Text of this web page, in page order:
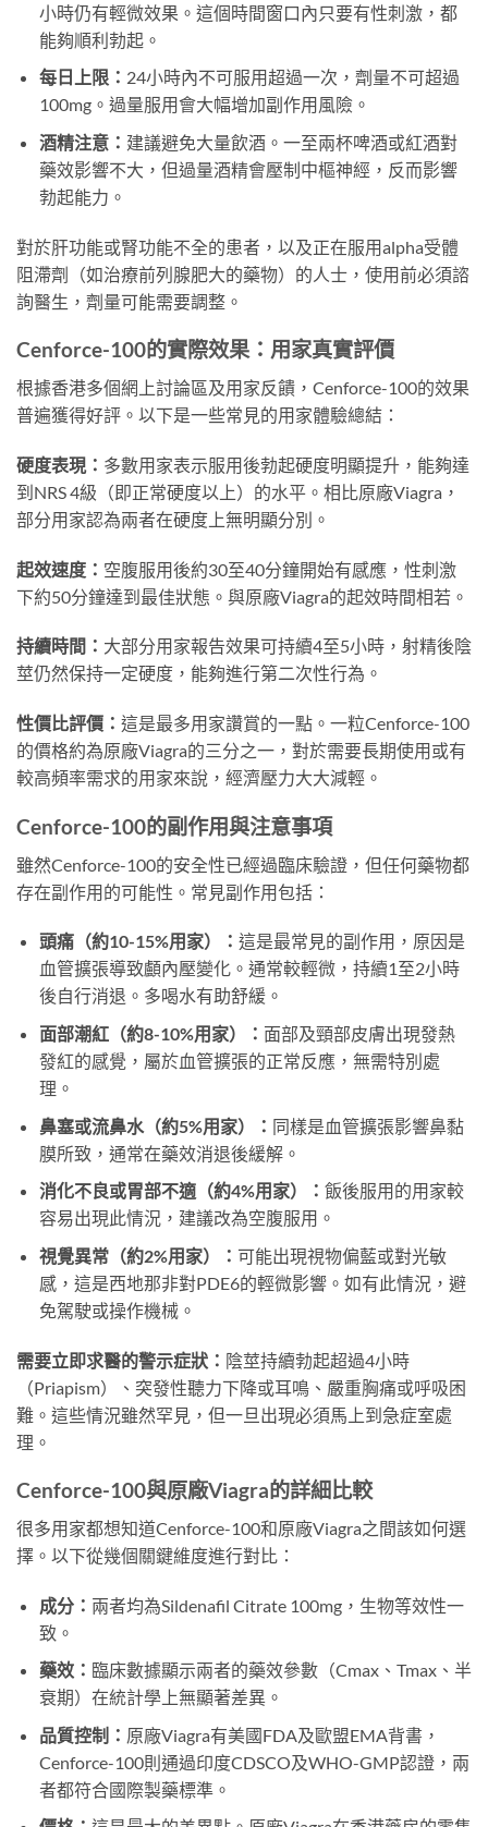
小時仍有輕微效果。這個時間窗口內只要有性刺激，都
能夠順利勃起。
每日上限： 24小時內不可服用超過一次，劑量不可超過
100mg。過量服用會大幅增加副作用風險。
酒精注意： 建議避免大量飲酒。一至兩杯啤酒或紅酒對
藥效影響不大，但過量酒精會壓制中樞神經，反而影響
勃起能力。
對於肝功能或腎功能不全的患者，以及正在服用alpha受體
阻滯劑（如治療前列腺肥大的藥物）的人士，使用前必須諮
詢醫生，劑量可能需要調整。
Cenforce-100的實際效果：用家真實評價
根據香港多個網上討論區及用家反饋，Cenforce-100的效果
普遍獲得好評。以下是一些常見的用家體驗總結：
硬度表現： 多數用家表示服用後勃起硬度明顯提升，能夠達
到NRS 4級（即正常硬度以上）的水平。相比原廠Viagra，
部分用家認為兩者在硬度上無明顯分別。
起效速度： 空腹服用後約30至40分鐘開始有感應，性刺激
下約50分鐘達到最佳狀態。與原廠Viagra的起效時間相若。
持續時間： 大部分用家報告效果可持續4至5小時，射精後陰
莖仍然保持一定硬度，能夠進行第二次性行為。
性價比評價： 這是最多用家讚賞的一點。一粒Cenforce-100
的價格約為原廠Viagra的三分之一，對於需要長期使用或有
較高頻率需求的用家來說，經濟壓力大大減輕。
Cenforce-100的副作用與注意事項
雖然Cenforce-100的安全性已經過臨床驗證，但任何藥物都
存在副作用的可能性。常見副作用包括：
頭痛（約10-15%用家）： 這是最常見的副作用，原因是
血管擴張導致顱內壓變化。通常較輕微，持續1至2小時
後自行消退。多喝水有助舒緩。
面部潮紅（約8-10%用家）： 面部及頸部皮膚出現發熱
發紅的感覺，屬於血管擴張的正常反應，無需特別處
理。
鼻塞或流鼻水（約5%用家）： 同樣是血管擴張影響鼻黏
膜所致，通常在藥效消退後緩解。
消化不良或胃部不適（約4%用家）： 飯後服用的用家較
容易出現此情況，建議改為空腹服用。
視覺異常（約2%用家）： 可能出現視物偏藍或對光敏
感，這是西地那非對PDE6的輕微影響。如有此情況，避
免駕駛或操作機械。
需要立即求醫的警示症狀： 陰莖持續勃起超過4小時
（Priapism）、突發性聽力下降或耳鳴、嚴重胸痛或呼吸困
難。這些情況雖然罕見，但一旦出現必須馬上到急症室處
理。
Cenforce-100與原廠Viagra的詳細比較
很多用家都想知道Cenforce-100和原廠Viagra之間該如何選
擇。以下從幾個關鍵維度進行對比：
成分： 兩者均為Sildenafil Citrate 100mg，生物等效性一
致。
藥效： 臨床數據顯示兩者的藥效參數（Cmax、Tmax、半
衰期）在統計學上無顯著差異。
品質控制： 原廠Viagra有美國FDA及歐盟EMA背書，
Cenforce-100則通過印度CDSCO及WHO-GMP認證，兩
者都符合國際製藥標準。